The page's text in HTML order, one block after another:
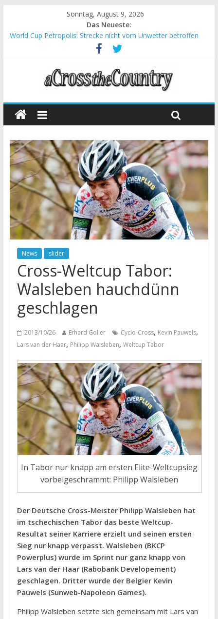
Sonntag, August 9, 2026
Das Neueste:
World Cup Petropolis: Strecke nicht vom Unwetter betroffen
Krumbach und Obergessertshausen: Mountainbike-Bundesliga
Supercup Massi Banyoles: Siege für Carod und Richards
Halbzeit beim Andalucia Bike Race: Weltmeister Seewald führt
Chelva: Schweizer Doppelsieg beim ersten XCO-Rennen der
News slider
Cross-Weltcup Tabor:
Walsleben hauchdünn
geschlagen
2013/10/26 Erhard Goller Cyclo-Cross, Kevin Pauwels,
Lars van der Haar, Philipp Walsleben, Weltcup Tabor
In Tabor nur knapp am ersten Elite-Weltcupsieg
vorbeigeschrammt: Philipp Walsleben
Der Deutsche Cross-Meister Philipp Walsleben hat
im tschechischen Tabor das beste Weltcup-
Resultat seiner Karriere erzielt und seinen ersten
Sieg nur knapp verpasst. Walsleben (BKCP
Powerplus) wurde im Sprint nur ganz knapp von
Lars van der Haar (Rabobank Developement)
geschlagen. Dritter wurde der Belgier Kevin
Pauwels (Sunweb-Napoleon Games).
Philipp Walsleben setzte sich gemeinsam mit Lars van